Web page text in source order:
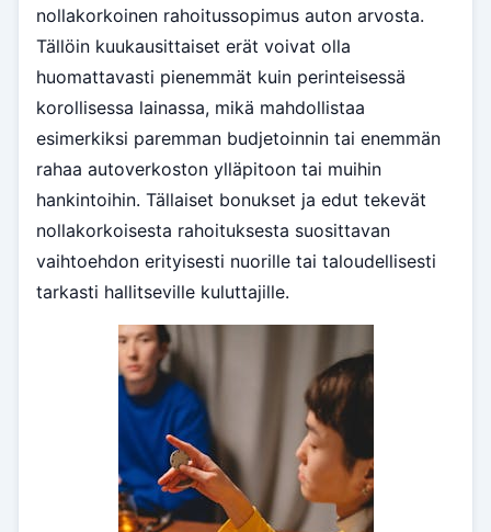
nollakorkoinen rahoitussopimus auton arvosta.
Tällöin kuukausittaiset erät voivat olla
huomattavasti pienemmät kuin perinteisessä
korollisessa lainassa, mikä mahdollistaa
esimerkiksi paremman budjetoinnin tai enemmän
rahaa autoverkoston ylläpitoon tai muihin
hankintoihin. Tällaiset bonukset ja edut tekevät
nollakorkoisesta rahoituksesta suosittavan
vaihtoehdon erityisesti nuorille tai taloudellisesti
tarkasti hallitseville kuluttajille.